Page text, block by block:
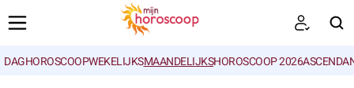
DAGHOROSCOOPWEKELIJKSMAANDELIJKSHOROSCOOP 2026